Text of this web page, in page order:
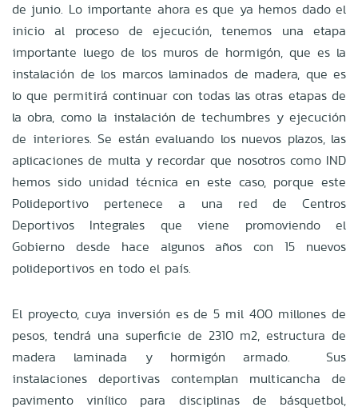
de junio. Lo importante ahora es que ya hemos dado el
inicio al proceso de ejecución, tenemos una etapa
importante luego de los muros de hormigón, que es la
instalación de los marcos laminados de madera, que es
lo que permitirá continuar con todas las otras etapas de
la obra, como la instalación de techumbres y ejecución
de interiores. Se están evaluando los nuevos plazos, las
aplicaciones de multa y recordar que nosotros como IND
hemos sido unidad técnica en este caso, porque este
Polideportivo pertenece a una red de Centros
Deportivos Integrales que viene promoviendo el
Gobierno desde hace algunos años con 15 nuevos
polideportivos en todo el país.
El proyecto, cuya inversión es de 5 mil 400 millones de
pesos, tendrá una superficie de 2310 m2, estructura de
madera laminada y hormigón armado. Sus
instalaciones deportivas contemplan multicancha de
pavimento vinílico para disciplinas de básquetbol,